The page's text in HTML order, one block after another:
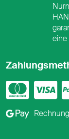
Rechnung
eine